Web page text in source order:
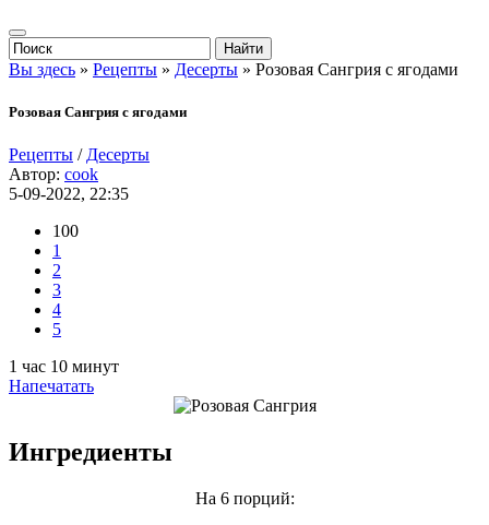
Вы здесь » Рецепты » Десерты » Розовая Сангрия с ягодами
Розовая Сангрия с ягодами
Рецепты / Десерты
Автор: cook
5-09-2022, 22:35
100
1
2
3
4
5
1 час 10 минут
Напечатать
Ингредиенты
На 6 порций: